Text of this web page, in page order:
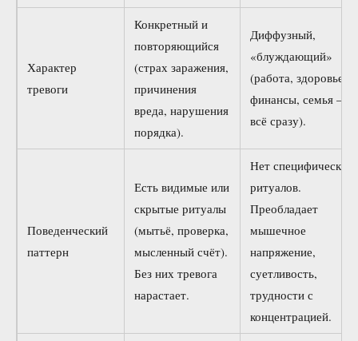
Характер
тревоги
Конкретный и
повторяющийся
(страх заражения,
причинения
вреда, нарушения
порядка).
Диффузный,
«блуждающий»
(работа, здоровье,
финансы, семья —
всё сразу).
Поведенческий
паттерн
Есть видимые или
скрытые ритуалы
(мытьё, проверка,
мысленный счёт).
Без них тревога
нарастает.
Нет специфических
ритуалов.
Преобладает
мышечное
напряжение,
суетливость,
трудности с
концентрацией.